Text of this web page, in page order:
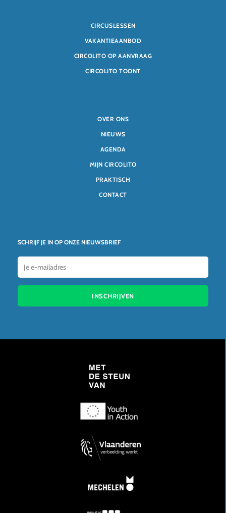
CIRCUSLESSEN
VAKANTIEAANBOD
CIRCOLITO OP AANVRAAG
CIRCOLITO TOONT
SCHRIJF JE IN OP ONZE NIEUWSBRIEF
INSCHRIJVEN
OVER ONS
NIEUWS
AGENDA
MIJN CIRCOLITO
PRAKTISCH
CONTACT